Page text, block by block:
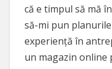
că e timpul să mă
să-mi pun
experiență în
un magazin online